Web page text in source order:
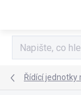
Řídící jednotky